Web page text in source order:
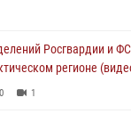
России генерал
тыла с
Росгвардии и
регионе
1